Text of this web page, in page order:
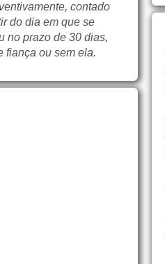
contado
do dia em que se
no prazo de 30 dias,
fiança ou sem ela.